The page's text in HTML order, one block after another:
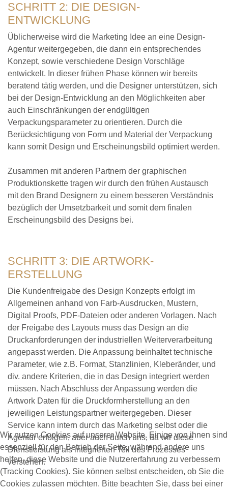
SCHRITT 2: DIE DESIGN-
ENTWICKLUNG
Üblicherweise wird die Marketing Idee an eine Design-
Agentur weitergegeben, die dann ein entsprechendes
Konzept, sowie verschiedene Design Vorschläge
entwickelt. In dieser frühen Phase können wir bereits
beratend tätig werden, und die Designer unterstützen, sich
bei der Design-Entwicklung an den Möglichkeiten aber
auch Einschränkungen der endgültigen
Verpackungsparameter zu orientieren. Durch die
Berücksichtigung von Form und Material der Verpackung
kann somit Design und Erscheinungsbild optimiert werden.
Zusammen mit anderen Partnern der graphischen
Produktionskette tragen wir durch den frühen Austausch
mit den Brand Designern zu einem besseren Verständnis
bezüglich der Umsetzbarkeit und somit dem finalen
Erscheinungsbild des Designs bei.
SCHRITT 3: DIE ARTWORK-
ERSTELLUNG
Die Kundenfreigabe des Design Konzepts erfolgt im
Allgemeinen anhand von Farb-Ausdrucken, Mustern,
Digital Proofs, PDF-Dateien oder anderen Vorlagen. Nach
der Freigabe des Layouts muss das Design an die
Druckanforderungen der industriellen Weiterverarbeitung
angepasst werden. Die Anpassung beinhaltet technische
Parameter, wie z.B. Format, Stanzlinien, Kleberänder, und
div. andere Kriterien, die in das Design integriert werden
müssen. Nach Abschluss der Anpassung werden die
Artwork Daten für die Druckformherstellung an den
jeweiligen Leistungspartner weitergegeben. Dieser
Service kann intern durch das Marketing selbst oder die
Agentur erfolgen, aber auch durch uns, da wir diese
Dienstleistung als integrierten Teil des Prozesses
verstehen.
Wir nutzen Cookies auf unserer Website. Einige von ihnen sind
essenziell für den Betrieb der Seite, während andere uns
helfen, diese Website und die Nutzererfahrung zu verbessern
(Tracking Cookies). Sie können selbst entscheiden, ob Sie die
Cookies zulassen möchten. Bitte beachten Sie, dass bei einer